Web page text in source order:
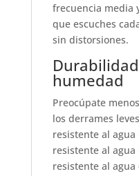
frecuencia media
que escuches
sin distorsiones.
humedad
Preocúpate
los derrames
resistente al agua
resistente al agua
resistente al